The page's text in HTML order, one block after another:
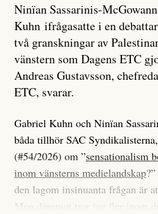
Ninïan Sassarinis-
Kuhn ifrågasatte i en
två granskningar av
vänstern som Dagens ETC
Andreas Gustavsson,
ETC, svarar.
Gabriel Kuhn och Ninïan
båda tillhör SAC
(#54/2026) om ”sensationalism
inom vänsterns medielandskap
den lagom insinuanta frågan är
Men däremot tror jag fler inom